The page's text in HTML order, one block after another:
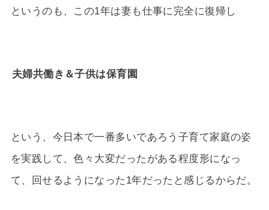
というのも、この1年は妻も仕事に完全に復帰し
夫婦共働き＆子供は保育園
という、今日本で一番多いであろう子育て家庭の姿
を実践して、色々大変だったがある程度形になっ
て、回せるようになった1年だったと感じるからだ。